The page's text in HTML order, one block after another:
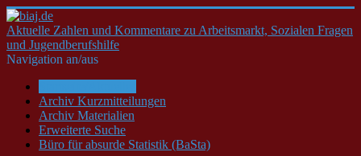
Aktuelle Zahlen und Kommentare zu Arbeitsmarkt, Sozialen Fragen
und Jugendberufshilfe
Navigation an/aus
Archiv Kurzmitteilungen
Archiv Materialien
Erweiterte Suche
Büro für absurde Statistik (BaSta)